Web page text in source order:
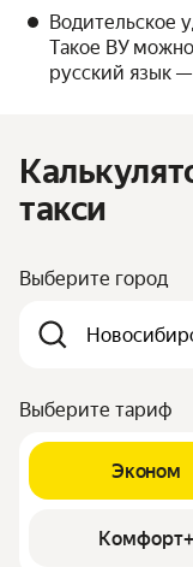
Водительское
Такое ВУ
русский язык
такси
Выберите город
Выберите тариф
Эконом
Комфорт+